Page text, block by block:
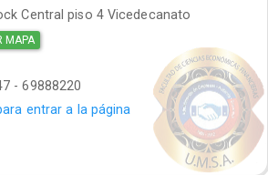
Central piso 4 Vicedecanato
MAPA
- 69888220
entrar a la página